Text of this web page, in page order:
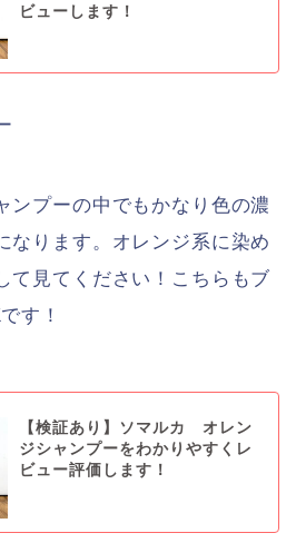
ビューします！
ンプーの中でもかなり色の濃
なります。オレンジ系に染め
て見てください！こちらもブ
す！
【検証あり】ソマルカ オレン
ジシャンプーをわかりやすくレ
ビュー評価します！